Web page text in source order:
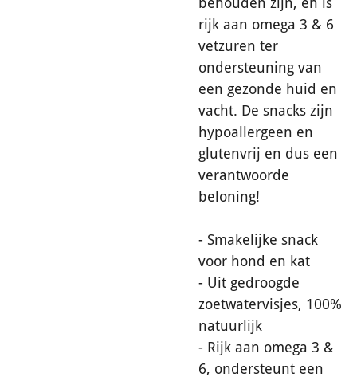
rijk aan omega 3 & 6
vetzuren ter
ondersteuning van
een gezonde huid en
vacht. De snacks zijn
hypoallergeen en
glutenvrij en dus een
verantwoorde
beloning!
- Smakelijke snack
voor hond en kat
- Uit gedroogde
zoetwatervisjes, 100%
natuurlijk
- Rijk aan omega 3 &
6, ondersteunt een